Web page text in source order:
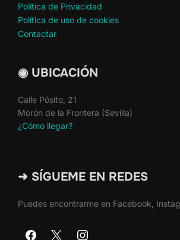
Política de Privacidad
Política de uso de cookies
Contactar
◉ UBICACIÓN
Calle Pósito, 21
Morón de la Frontera (Sevilla)
¿Cómo llegar?
➜ SÍGUEME EN REDES
Puedes encontrarme en Facebook,